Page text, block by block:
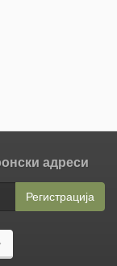
адреси
Регистрација